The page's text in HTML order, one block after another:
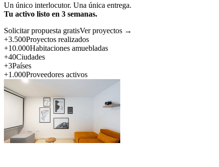
Un único interlocutor. Una única entrega.
Tu activo listo en 3 semanas.
Solicitar propuesta gratisVer proyectos →
+3.500Proyectos realizados
+10.000Habitaciones amuebladas
+40Ciudades
+3Países
+1.000Proveedores activos